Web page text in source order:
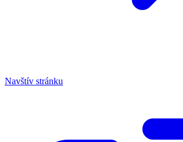
Navštív stránku